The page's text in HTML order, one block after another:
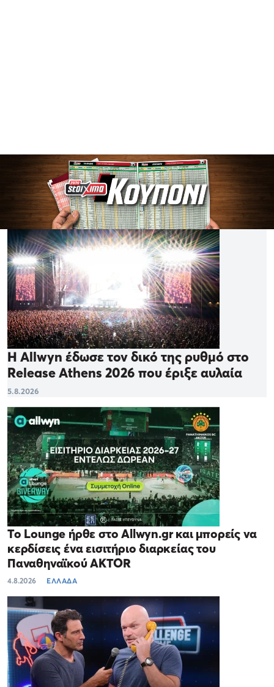
Η Allwyn έδωσε τον δικό της ρυθμό στο
Release Athens 2026 που έριξε αυλαία
5.8.2026
Το Lounge ήρθε στο Allwyn.gr και μπορείς να
κερδίσεις ένα εισιτήριο διαρκείας του
Παναθηναϊκού AKTOR
4.8.2026 ΕΛΛΑΔΑ